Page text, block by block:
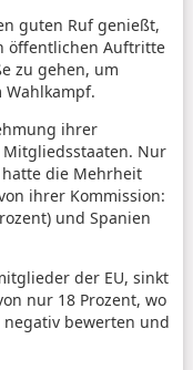
guten Ruf genießt,
öffentlichen Auftritte
zu gehen, um
ihrer
Nur
die Mehrheit
ihrer Kommission:
und Spanien
der EU, sinkt
nur 18 Prozent, wo
bewerten und